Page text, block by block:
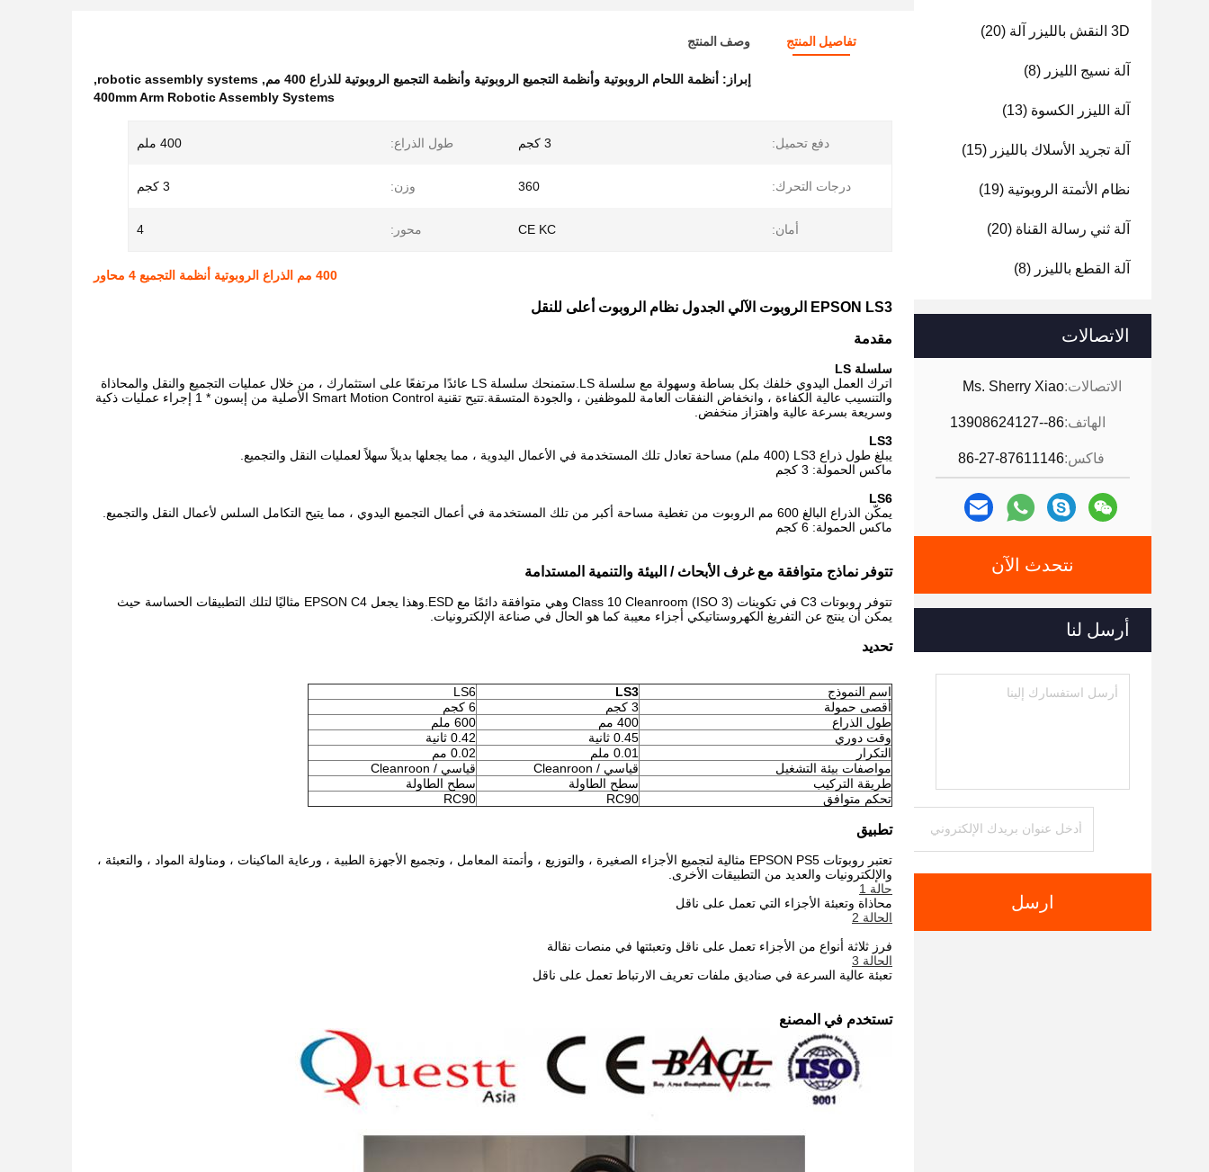
3D النقش بالليزر آلة (20)
آلة نسيج الليزر (8)
آلة الليزر الكسوة (13)
آلة تجريد الأسلاك بالليزر (15)
نظام الأتمتة الروبوتية (19)
آلة ثني رسالة القناة (20)
آلة القطع بالليزر (8)
الاتصالات
الاتصالات:Ms. Sherry Xiao
الهاتف:86--13908624127
فاكس:86-27-87611146
نتحدث الآن
أرسل لنا
ارسل
تفاصيل المنتج وصف المنتج
إبراز: أنظمة اللحام الروبوتية وأنظمة التجميع الروبوتية وأنظمة التجميع الروبوتية للذراع 400 مم ,
robotic assembly systems
,
400mm Arm Robotic Assembly Systems
دفع تحميل: 3 كجم طول الذراع: 400 ملم
درجات التحرك: 360 وزن: 3 كجم
أمان: CE KC محور: 4
400 مم الذراع الروبوتية أنظمة التجميع 4 محاور
EPSON LS3 الروبوت الآلي الجدول نظام الروبوت أعلى للنقل
مقدمة
سلسلة LS
اترك العمل اليدوي خلفك بكل بساطة وسهولة مع سلسلة LS.ستمنحك سلسلة LS عائدًا مرتفعًا على استثمارك ، من خلال عمليات التجميع والنقل والمحاذاة
والتنسيب عالية الكفاءة ، وانخفاض النفقات العامة للموظفين ، والجودة المتسقة.تتيح تقنية Smart Motion Control الأصلية من إبسون * 1 إجراء عمليات ذكية
وسريعة بسرعة عالية واهتزاز منخفض.
LS3
يبلغ طول ذراع LS3 (400 ملم) مساحة تعادل تلك المستخدمة في الأعمال اليدوية ، مما يجعلها بديلاً سهلاً لعمليات النقل والتجميع.
ماكس الحمولة: 3 كجم
LS6
يمكّن الذراع البالغ 600 مم الروبوت من تغطية مساحة أكبر من تلك المستخدمة في أعمال التجميع اليدوي ، مما يتيح التكامل السلس لأعمال النقل والتجميع.
ماكس الحمولة: 6 كجم
تتوفر نماذج متوافقة مع غرف الأبحاث / البيئة والتنمية المستدامة
تتوفر روبوتات C3 في تكوينات Class 10 Cleanroom (ISO 3) وهي متوافقة دائمًا مع ESD.وهذا يجعل EPSON C4 مثاليًا لتلك التطبيقات الحساسة حيث
يمكن أن ينتج عن التفريغ الكهروستاتيكي أجزاء معيبة كما هو الحال في صناعة الإلكترونيات.
تحديد
اسم النموذج LS3
LS6
أقصى حمولة
3 كجم
6 كجم
طول الذراع
400 مم
600 ملم
وقت دوري
0.45 ثانية
0.42 ثانية
التكرار
0.01 ملم
0.02 مم
مواصفات بيئة التشغيل
قياسي / Cleanroon
قياسي / Cleanroon
طريقة التركيب
سطح الطاولة
سطح الطاولة
تحكم متوافق
RC90
RC90
تطبيق
تعتبر روبوتات EPSON PS5 مثالية لتجميع الأجزاء الصغيرة ، والتوزيع ، وأتمتة المعامل ، وتجميع الأجهزة الطبية ، ورعاية الماكينات ، ومناولة المواد ، والتعبئة ،
والإلكترونيات والعديد من التطبيقات الأخرى.
حالة 1
محاذاة وتعبئة الأجزاء التي تعمل على ناقل
الحالة 2
فرز ثلاثة أنواع من الأجزاء تعمل على ناقل وتعبئتها في منصات نقالة
الحالة 3
تعبئة عالية السرعة في صناديق ملفات تعريف الارتباط تعمل على ناقل
تستخدم في المصنع